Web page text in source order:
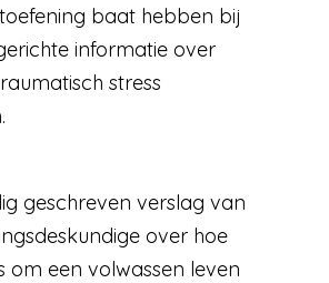
baat hebben bij
informatie over
stress
geschreven verslag van
over hoe
om een volwassen leven